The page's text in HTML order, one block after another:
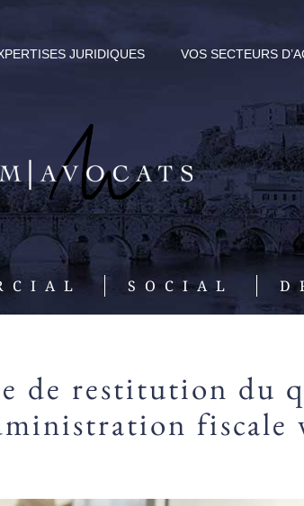
JURIDIQUES VOS SECTEURS
SOCIAL
de restitution du
fiscale